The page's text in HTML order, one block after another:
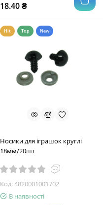
18.40 ₴
Hit Top New
Носики для іграшок круглі
18мм/20шт
Код:4820001001702
В наявності